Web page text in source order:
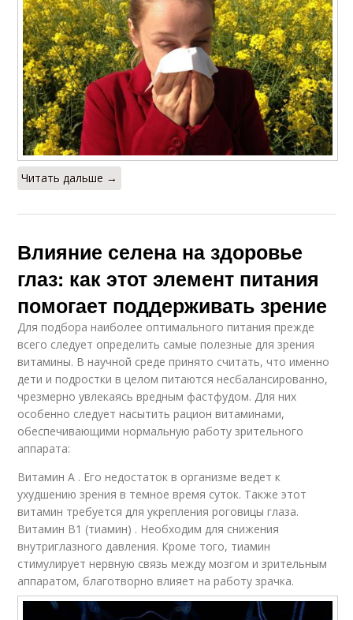
Читать дальше →
Влияние селена на здоровье
глаз: как этот элемент питания
помогает поддерживать зрение
Для подбора наиболее оптимального питания прежде
всего следует определить самые полезные для зрения
витамины. В научной среде принято считать, что именно
дети и подростки в целом питаются несбалансированно,
чрезмерно увлекаясь вредным фастфудом. Для них
особенно следует насытить рацион витаминами,
обеспечивающими нормальную работу зрительного
аппарата:
Витамин А . Его недостаток в организме ведет к
ухудшению зрения в темное время суток. Также этот
витамин требуется для укрепления роговицы глаза.
Витамин B1 (тиамин) . Необходим для снижения
внутриглазного давления. Кроме того, тиамин
стимулирует нервную связь между мозгом и зрительным
аппаратом, благотворно влияет на работу зрачка.